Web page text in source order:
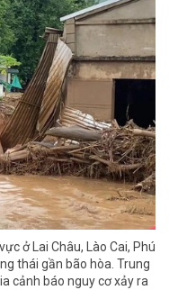
ở Lai Châu, Lào Cai, Phú
thái gần bão hòa. Trung
cảnh báo nguy cơ xảy ra